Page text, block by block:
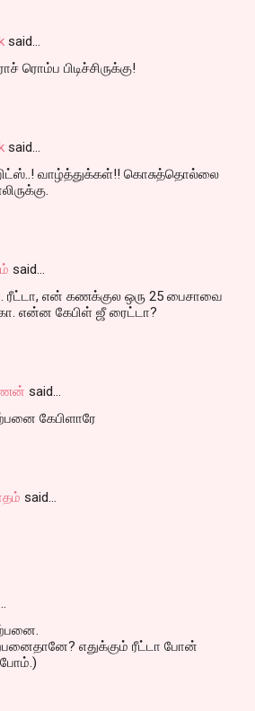
said…
ரொம்ப பிடிச்சிருக்கு!
said…
வாழ்த்துக்கள்!! ​கொசுத்தொல்லை
said…
ரீட்டா, என் கணக்குல ஒரு 25 பைசாவை
என்ன கேபிள் ஜீ ரைட்டா?
said…
கேபிளாரே
said…
எதுக்கும் ரீட்டா போன்